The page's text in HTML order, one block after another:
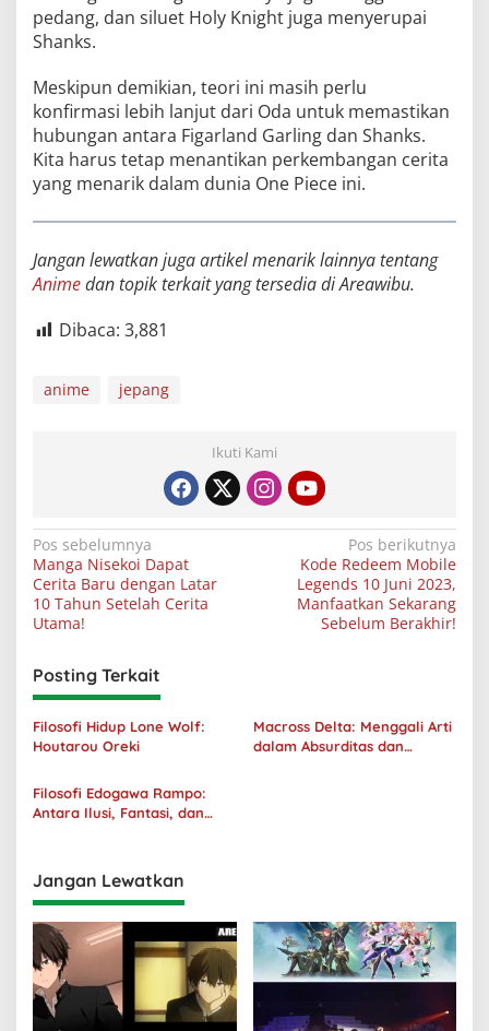
pedang, dan siluet Holy Knight juga menyerupai
Shanks.
Meskipun demikian, teori ini masih perlu
konfirmasi lebih lanjut dari Oda untuk memastikan
hubungan antara Figarland Garling dan Shanks.
Kita harus tetap menantikan perkembangan cerita
yang menarik dalam dunia One Piece ini.
Jangan lewatkan juga artikel menarik lainnya tentang
Animedan topik terkait yang tersedia di Areawibu.
Dibaca: 3,881
anime jepang
Ikuti Kami
Navigasi
pos
Pos sebelumnya
Manga Nisekoi Dapat
Cerita Baru dengan Latar
10 Tahun Setelah Cerita
Utama!
Pos berikutnya
Kode Redeem Mobile
Legends 10 Juni 2023,
Manfaatkan Sekarang
Sebelum Berakhir!
Posting Terkait
Filosofi Hidup Lone Wolf:
Houtarou Oreki
Macross Delta: Menggali Arti
dalam Absurditas dan
Filosofi Edogawa Rampo:
Antara Ilusi, Fantasi, dan
Jangan Lewatkan